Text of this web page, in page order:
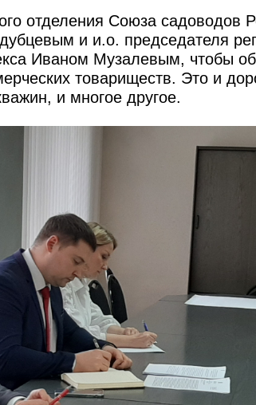
отделения Союза садоводов
и и.о. председателя
Иваном Музалевым, чтобы
товариществ. Это и
и многое другое.